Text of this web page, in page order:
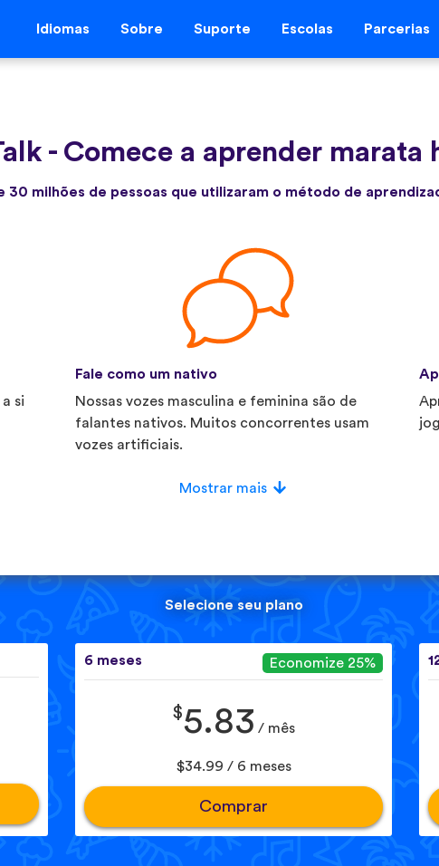
Idiomas Sobre Suporte Escolas Parcerias
- Comece a aprender marata
30 milhões de pessoas que utilizaram o método de
si
Fale como um nativo
Nossas vozes masculina e feminina são de
falantes nativos. Muitos concorrentes usam
vozes artificiais.
Mostrar mais
Selecione seu plano
6 meses Economize 25%
$5.83 / mês
$34.99 / 6 meses
Comprar